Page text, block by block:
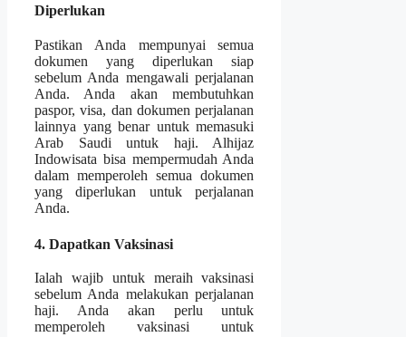
Diperlukan
Pastikan Anda mempunyai semua
dokumen yang diperlukan siap
sebelum Anda mengawali perjalanan
Anda. Anda akan membutuhkan
paspor, visa, dan dokumen perjalanan
lainnya yang benar untuk memasuki
Arab Saudi untuk haji. Alhijaz
Indowisata bisa mempermudah Anda
dalam memperoleh semua dokumen
yang diperlukan untuk perjalanan
Anda.
4. Dapatkan Vaksinasi
Ialah wajib untuk meraih vaksinasi
sebelum Anda melakukan perjalanan
haji. Anda akan perlu untuk
memperoleh vaksinasi untuk